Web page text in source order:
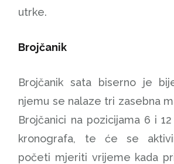
utrke.
Brojčanik
Brojčanik sata biserno je
njemu se nalaze tri zasebna
Brojčanici na pozicijama 6 i
kronografa, te će se
početi mjeriti vrijeme kada